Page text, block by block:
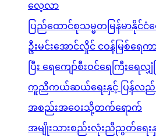
လေ့လာ
ပြည်ထောင်စုသမ္မတမြန်မာနိုင်
ဦးမင်းအောင်လှိုင် ငဝန်မြစ်ရေက
ပြီး ရေကျော်စီးဝင်ရေကြီးရေ
ကူညီကယ်ဆယ်ရေးနှင့် ပြန်လည်
အစည်းအဝေးသို့တက်ရောက်
အမျိုးသားစည်းလုံးညီညွတ်ရေးနှင့်